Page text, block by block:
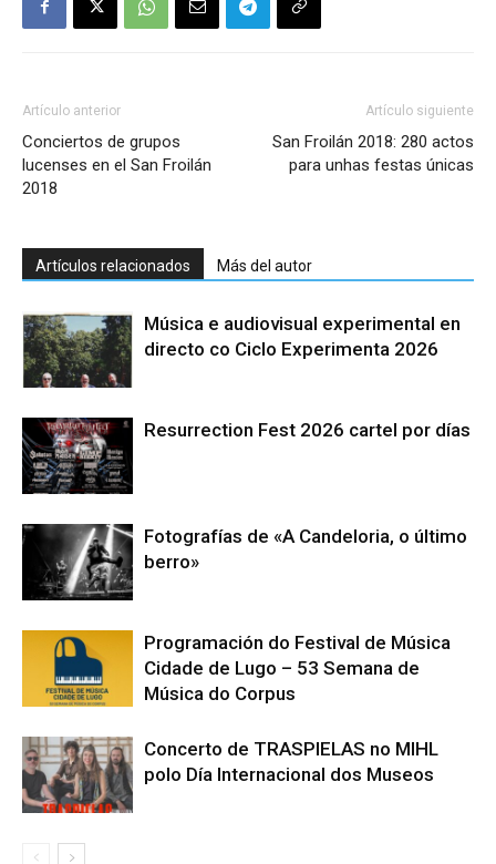
Artículo anterior
Conciertos de grupos
lucenses en el San Froilán
2018
Artículo siguiente
San Froilán 2018: 280 actos
para unhas festas únicas
Artículos relacionados Más del autor
Música e audiovisual experimental en
directo co Ciclo Experimenta 2026
Resurrection Fest 2026 cartel por días
Fotografías de «A Candeloria, o último
berro»
Programación do Festival de Música
Cidade de Lugo – 53 Semana de
Música do Corpus
Concerto de TRASPIELAS no MIHL
polo Día Internacional dos Museos